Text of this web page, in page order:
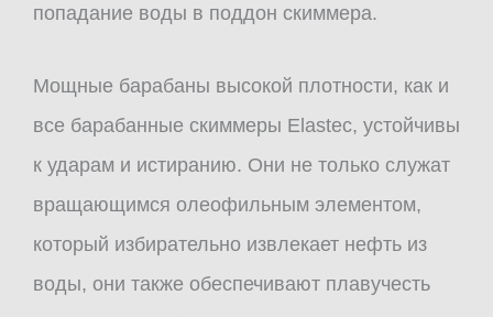
попадание воды в поддон скиммера.
Мощные барабаны высокой плотности, как и
все барабанные скиммеры Elastec, устойчивы
к ударам и истиранию. Они не только служат
вращающимся олеофильным элементом,
который избирательно извлекает нефть из
воды, они также обеспечивают плавучесть